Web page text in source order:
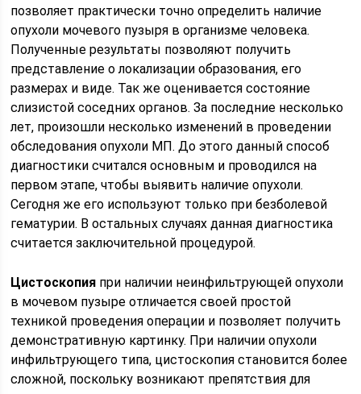
позволяет практически точно определить наличие
опухоли мочевого пузыря в организме человека.
Полученные результаты позволяют получить
представление о локализации образования, его
размерах и виде. Так же оценивается состояние
слизистой соседних органов. За последние несколько
лет, произошли несколько изменений в проведении
обследования опухоли МП. До этого данный способ
диагностики считался основным и проводился на
первом этапе, чтобы выявить наличие опухоли.
Сегодня же его используют только при безболевой
гематурии. В остальных случаях данная диагностика
считается заключительной процедурой.
Циcтоскопия при наличии неинфильтрующей опухоли
в мочевом пузыре отличается своей простой
техникой проведения операции и позволяет получить
демонстративную картинку. При наличии опухоли
инфильтрующего типа, циcтоскопия становится более
сложной, поскольку возникают препятствия для